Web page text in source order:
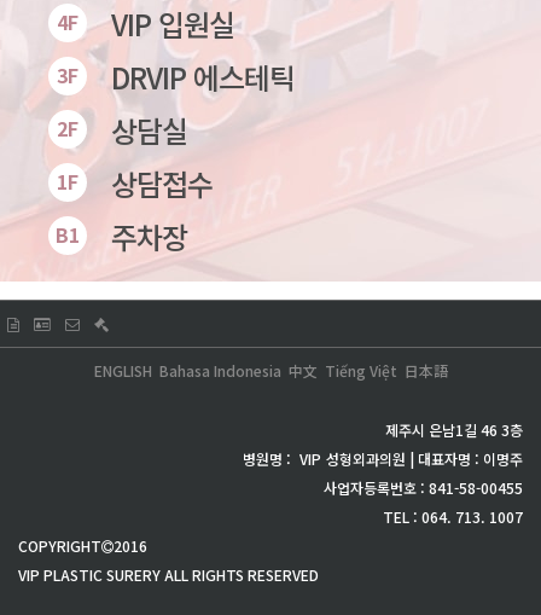
4F VIP 입원실
3F DRVIP 에스테틱
2F 상담실
1F 상담접수
B1 주차장
日本語
Tiếng Việt
中文
Bahasa Indonesia
ENGLISH
제주시 은남1길 46 3층
병원명 : VIP 성형외과의원 | 대표자명 : 이명주
사업자등록번호 : 841-58-00455
TEL : 064. 713. 1007
COPYRIGHT
2016
VIP PLASTIC SURERY ALL RIGHTS RESERVED